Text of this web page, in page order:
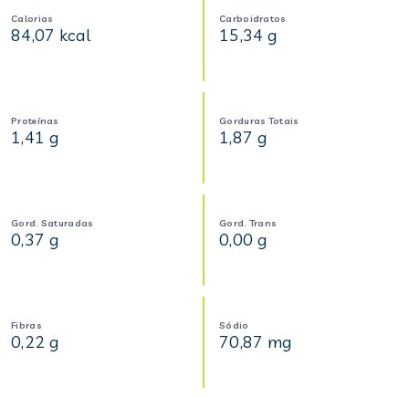
Calorias
84,07 kcal
Carboidratos
15,34 g
Proteínas
1,41 g
Gorduras Totais
1,87 g
Gord. Saturadas
0,37 g
Gord. Trans
0,00 g
Fibras
0,22 g
Sódio
70,87 mg